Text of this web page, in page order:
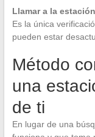
Llamar a la
Es la única
pueden estar
Método
una
de ti
En lugar de una